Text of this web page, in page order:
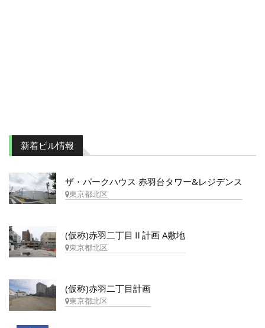
新着ビル情報
ザ・パークハウス 赤羽台タワー&レジデンス
東京都北区
(仮称)赤羽二丁目Ⅱ計画 A敷地
東京都北区
(仮称)赤羽二丁目計画
東京都北区